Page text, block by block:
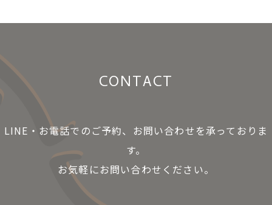
CONTACT
LINE・お電話でのご予約、お問い合わせを承っておりま
す。
お気軽にお問い合わせください。